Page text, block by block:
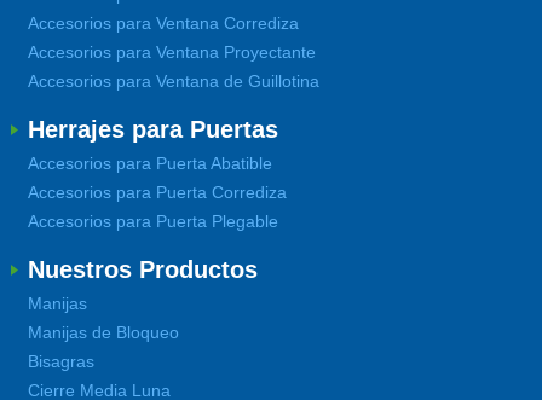
Accesorios para Ventana Corrediza
Accesorios para Ventana Proyectante
Accesorios para Ventana de Guillotina
Herrajes para Puertas
Accesorios para Puerta Abatible
Accesorios para Puerta Corrediza
Accesorios para Puerta Plegable
Nuestros Productos
Manijas
Manijas de Bloqueo
Bisagras
Cierre Media Luna